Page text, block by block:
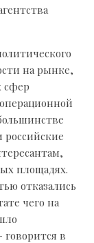
на рынке,
сфер
российские
площадях.
отказались
чего на
в